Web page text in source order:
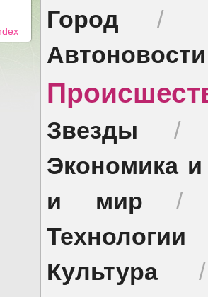
Город /
Автоновости
Звезды
Экономика
и мир
Технологии
Культура